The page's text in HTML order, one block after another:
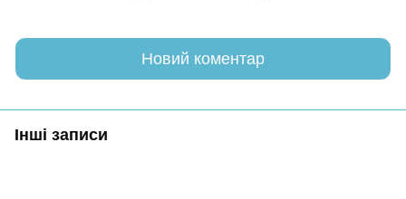
Новий коментар
Інші записи